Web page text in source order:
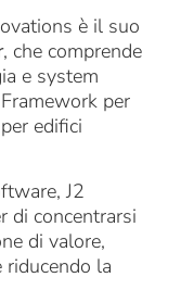
è il suo
, che comprende
e system
per
edifici
J2
di concentrarsi
di valore,
riducendo la